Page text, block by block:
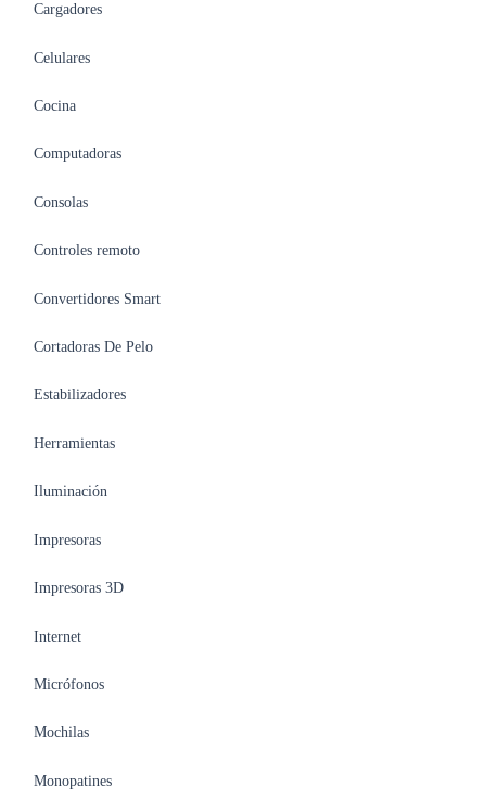
Cargadores
Celulares
Cocina
Computadoras
Consolas
Controles remoto
Convertidores Smart
Cortadoras De Pelo
Estabilizadores
Herramientas
Iluminación
Impresoras
Impresoras 3D
Internet
Micrófonos
Mochilas
Monopatines